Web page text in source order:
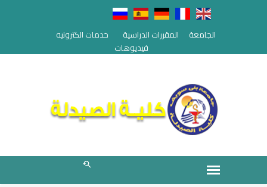
الجامعة المقررات الدراسية
خدمات الكترونيه
فيديوهات